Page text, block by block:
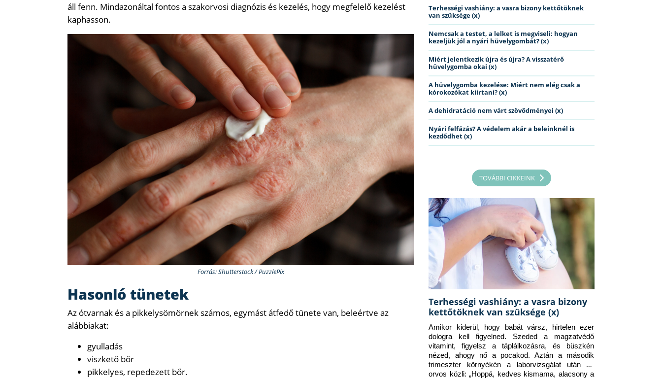
áll fenn. Mindazonáltal fontos a szakorvosi diagnózis és kezelés, hogy megfelelő kezelést
kaphasson.
Forrás: Shutterstock / PuzzlePix
Hasonló tünetek
Az ótvarnak és a pikkelysömörnek számos, egymást átfedő tünete van, beleértve az
alábbiakat:
gyulladás
viszkető bőr
pikkelyes, repedezett bőr.
Terhességi vashiány: a vasra bizony kettőtöknek
van szüksége (x)
Nemcsak a testet, a lelket is megviseli: hogyan
kezeljük jól a nyári hüvelygombát? (x)
Miért jelentkezik újra és újra? A visszatérő
hüvelygomba okai (x)
A hüvelygomba kezelése: Miért nem elég csak a
kórokozókat kiirtani? (x)
A dehidratáció nem várt szövődményei (x)
Nyári felfázás? A védelem akár a beleinknél is
kezdődhet (x)
TOVÁBBI CIKKEINK
Terhességi vashiány: a vasra bizony
kettőtöknek van szüksége (x)
Amikor kiderül, hogy babát vársz, hirtelen ezer
dologra kell figyelned. Szeded a magzatvédő
vitamint, figyelsz a táplálkozásra, és büszkén
nézed, ahogy nő a pocakod. Aztán a második
trimeszter környékén a laborvizsgálat után az
orvos közli: „Hoppá, kedves kismama, alacsony a